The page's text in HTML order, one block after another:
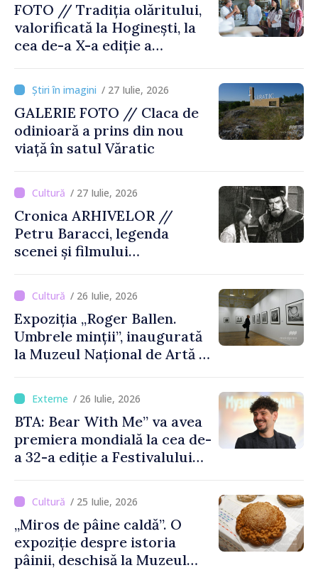
FOTO // Tradiția olăritului,
valorificată la Hoginești, la
cea de-a X-a ediție a
Vasile Gonciari”
/ 27 Iulie, 2026
GALERIE FOTO // Claca de
odinioară a prins din nou
viață în satul Văratic
/ 27 Iulie, 2026
Cronica ARHIVELOR //
Petru Baracci, legenda
scenei și filmului
/ 26 Iulie, 2026
Expoziția „Roger Ballen.
Umbrele minții”, inaugurată
la Muzeul Național de Artă al
/ 26 Iulie, 2026
BTA: Bear With Me” va avea
premiera mondială la cea de-
a 32-a ediție a Festivalului
august
/ 25 Iulie, 2026
„Miros de pâine caldă”. O
expoziție despre istoria
pâinii, deschisă la Muzeul